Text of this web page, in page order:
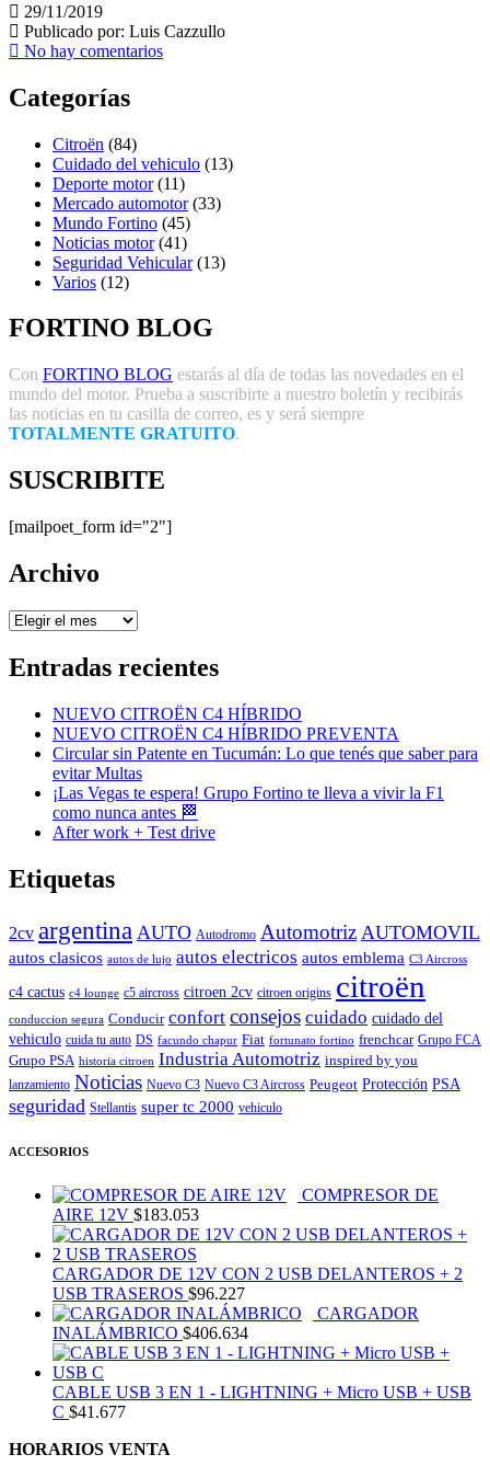
29/11/2019
Publicado por: Luis Cazzullo
No hay comentarios
Categorías
Citroën (84)
Cuidado del vehiculo (13)
Deporte motor(11)
Mercado automotor(33)
Mundo Fortino (45)
Noticias motor(41)
Seguridad Vehicular(13)
Varios (12)
FORTINO BLOG
Con FORTINO BLOG estarás al día de todas las novedades en el
mundo del motor. Prueba a suscribirte a nuestro boletín y recibirás
las noticias en tu casilla de correo, es y será siempre
TOTALMENTE GRATUITO.
SUSCRIBITE
[mailpoet_form id="2"]
Archivo
Archivo
Entradas recientes
NUEVO CITROËN C4 HÍBRIDO
NUEVO CITROËN C4 HÍBRIDO PREVENTA
Circular sin Patente en Tucumán: Lo que tenés que saber para
evitar Multas
¡Las Vegas te espera! Grupo Fortino te lleva a vivir la F1
como nunca antes 🏁
After work + Test drive
Etiquetas
2cv argentina AUTO Autodromo Automotriz AUTOMOVIL
autos clasicos autos de lujo autos electricos autos emblema C3 Aircross
c4 cactus c4 lounge c5 aircross citroen 2cv citroen origins citroën
conduccion segura Conducir confort consejos cuidado cuidado del
vehiculo cuida tu auto DS facundo chapur Fiat fortunato fortino frenchcar Grupo FCA
Grupo PSA historia citroen Industria Automotriz inspired by you
lanzamiento Noticias Nuevo C3 Nuevo C3 Aircross Peugeot Protección PSA
seguridad Stellantis super tc 2000 vehiculo
ACCESORIOS
COMPRESOR DE
AIRE 12V $183.053
CARGADOR DE 12V CON 2 USB DELANTEROS + 2
USB TRASEROS $96.227
CARGADOR
INALÁMBRICO $406.634
CABLE USB 3 EN 1 - LIGHTNING + Micro USB + USB
C $41.677
HORARIOS VENTA